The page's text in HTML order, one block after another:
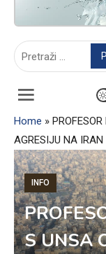
Home »
AGRESIJU NA IRAN
INFO
S UNSA